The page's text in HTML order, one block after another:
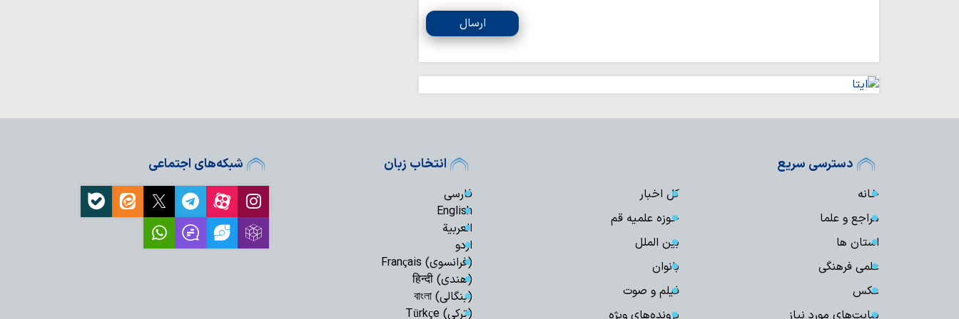
ارسال
به قائد شهید بود
صیانت از هویت دینی و فرهنگی، نیازمند
چشم‌انداز برنامه مدرسه علمیه آیت‌الله
مصطفوی (ره) کاشان در سال تحصیلی…
مرکز پژوهش‌های اسلامی معصومیه
دسترسی سریع
خانه
کل اخبار
مراجع و علما
حوزه علمیه قم
استان ها
بین الملل
علمی فرهنگی
بانوان
عکس
فیلم و صوت
سایت‌های مورد نیاز
پرونده‌های ویژه
انتخاب زبان
فارسی
English
العربیة
اردو
(فرانسوی) Français
(هندی) हिन्दी
(بنگالی) বাংলা
(ترکی) Türkçe
شبکه‌های اجتماعی